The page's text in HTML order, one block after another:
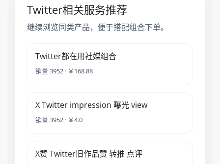
Twitter相关服务推荐
继续浏览同类产品，便于搭配组合下单。
Twitter都在用社媒组合
销量 3952 · ￥168.88
X Twitter impression 曝光 view
销量 3952 · ￥4.0
X赞 Twitter旧作品赞 转推 点评